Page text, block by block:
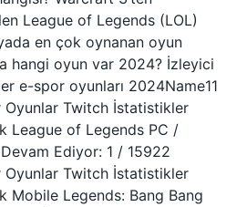
League of Legends (LOL)
en çok oynanan oyun
hangi oyun var 2024? İzleyici
e-spor oyunları 2024Name11
Oyunlar Twitch İstatistikler
League of Legends PC /
Ediyor: 1 / 15922
Oyunlar Twitch İstatistikler
Mobile Legends: Bang Bang